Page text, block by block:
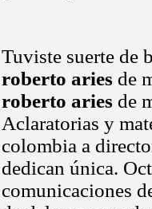
Tuviste suerte de
roberto aries de
roberto aries de
Aclaratorias y
colombia a
dedican única.
comunicaciones